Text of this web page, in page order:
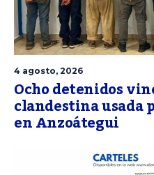
4 agosto, 2026
Ocho detenidos
clandestina usada
en Anzoátegui